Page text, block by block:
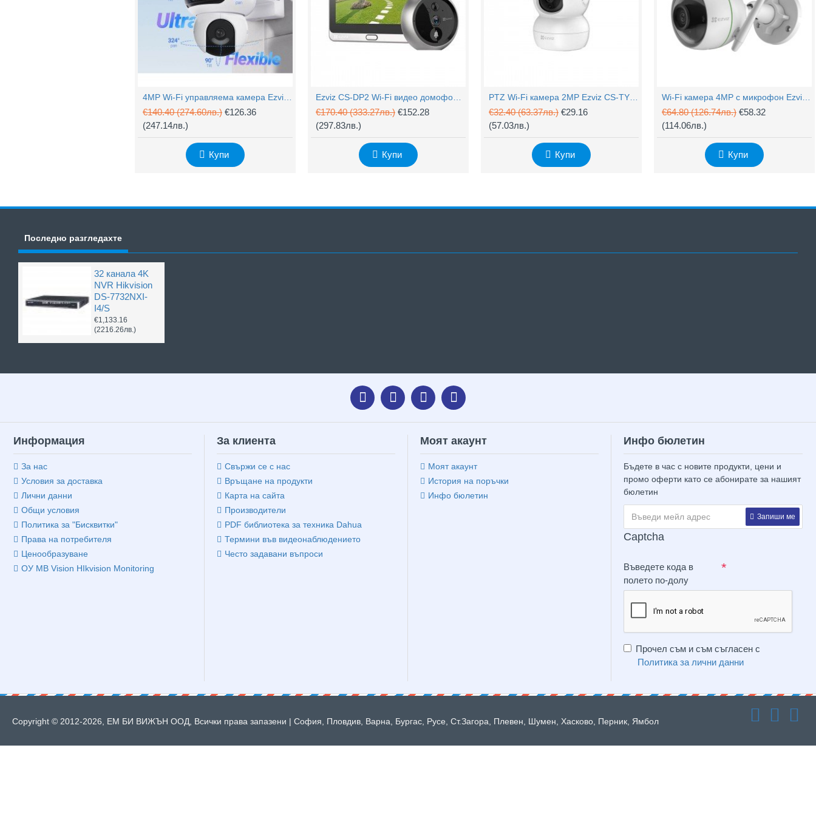
€140.40(274.60лв.) €126.36
(247.14лв.)
Купи
€170.40(333.27лв.) €152.28
(297.83лв.)
Купи
€32.40(63.37лв.) €29.16
(57.03лв.)
Купи
€64.80(126.74лв.) €58.32
(114.06лв.)
Купи
Последно разгледахте
32 канала 4K
NVR Hikvision
DS-7732NXI-
I4/S
€1,133.16
(2216.26лв.)
Информация
За нас
Условия за доставка
Лични данни
Общи условия
Политика за "Бисквитки"
Права на потребителя
Ценообразуване
ОУ MB Vision HIkvision Monitoring
За клиента
Свържи се с нас
Връщане на продукти
Карта на сайта
Производители
PDF библиотека за техника Dahua
Термини във видеонаблюдението
Често задавани въпроси
Моят акаунт
Моят акаунт
История на поръчки
Инфо бюлетин
Инфо бюлетин
Бъдете в час с новите продукти, цени и
промо оферти като се абонирате за нашият
бюлетин
Запиши ме
Captcha
Въведете кода в
полето по-долу
Прочел съм и съм съгласен с
Политика за лични данни
Copyright © 2012-2026, ЕМ БИ ВИЖЪН ООД, Всички права запазени | София, Пловдив, Варна, Бургас, Русе, Ст.Загора, Плевен, Шумен, Хасково, Перник, Ямбол